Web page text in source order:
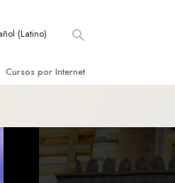
(Latino)
Cursos por Internet
Existencia
la Comprensión